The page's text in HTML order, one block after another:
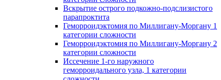
Вскрытие острого подкожно-подслизистого
парапроктита
Геморроидэктомия по Миллигану-Моргану 1
категории сложности
Геморроидэктомия по Миллигану-Моргану 2
категории сложности
Иссечение 1-го наружного
геморроидального узла, 1 категории